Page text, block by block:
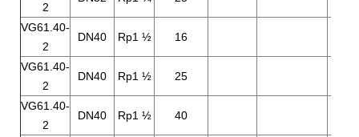
2
VG61.40-
2
DN40 Rp1 ½ 16
VG61.40-
2
DN40 Rp1 ½ 25
VG61.40-
2
DN40 Rp1 ½ 40